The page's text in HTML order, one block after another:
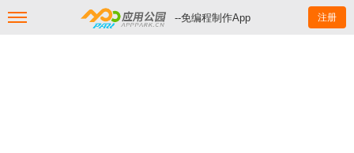
--免编程制作App 注册